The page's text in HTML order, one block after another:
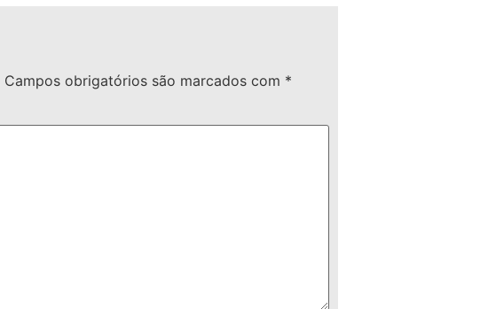
Campos obrigatórios são marcados com *